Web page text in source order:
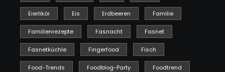
Eierlikör Eis Erdbeeren Familie
Familienrezepte Fasnacht Fasnet
Fasnetküchle Fingerfood Fisch
Food-Trends Foodblog-Party Foodtrend